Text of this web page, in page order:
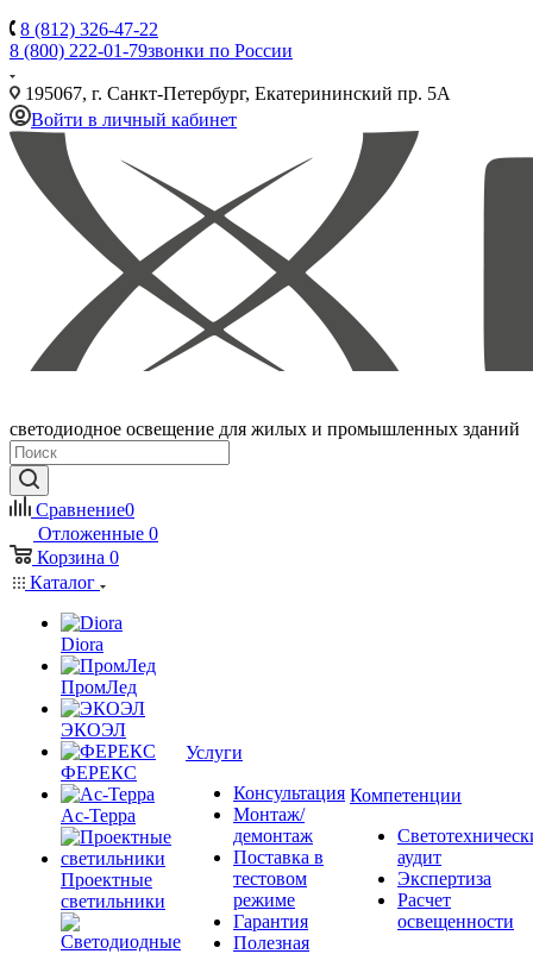
8 (812) 326-47-22
8 (800) 222-01-79звонки по России
195067, г. Санкт-Петербург, Екатерининский пр. 5А
Войти в личный кабинет
светодиодное освещение для жилых и промышленных зданий
Сравнение0
Отложенные 0
Корзина 0
Каталог
Diora
ПромЛед
ЭКОЭЛ
ФЕРЕКС
Ас-Терра
Проектные
светильники
Услуги
Консультация
Монтаж/
демонтаж
Поставка в
тестовом
режиме
Гарантия
Полезная
Компетенции
аудит
Экспертиза
Расчет
освещенности